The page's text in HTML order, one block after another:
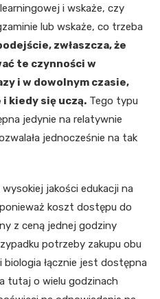
i wskaże, czy
lub wskaże, co trzeba
zwłaszcza, że
te czynności w
i w dowolnym czasie,
kiedy się uczą. Tego typu
jedynie na relatywnie
jednocześnie na tak
jakości edukacji na
koszt dostępu do
z ceną jednej godziny
potrzeby zakupu obu
biologia łącznie jest dostępna
tutaj o wielu godzinach